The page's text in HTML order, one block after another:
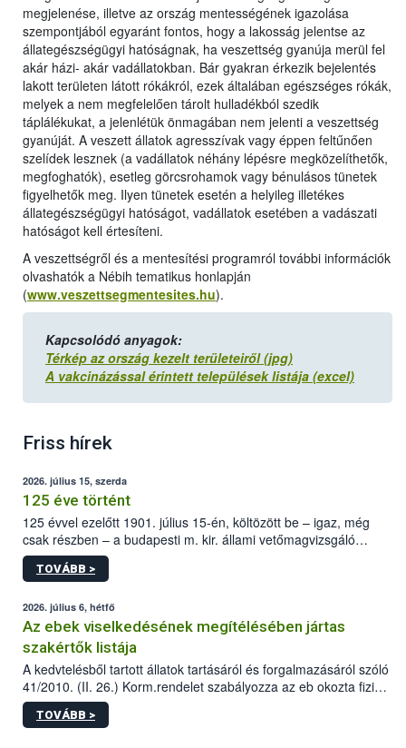
megjelenése, illetve az ország mentességének igazolása
szempontjából egyaránt fontos, hogy a lakosság jelentse az
állategészségügyi hatóságnak, ha veszettség gyanúja merül fel
akár házi- akár vadállatokban. Bár gyakran érkezik bejelentés
lakott területen látott rókákról, ezek általában egészséges rókák,
melyek a nem megfelelően tárolt hulladékból szedik
táplálékukat, a jelenlétük önmagában nem jelenti a veszettség
gyanúját. A veszett állatok agresszívak vagy éppen feltűnően
szelídek lesznek (a vadállatok néhány lépésre megközelíthetők,
megfoghatók), esetleg görcsrohamok vagy bénulásos tünetek
figyelhetők meg. Ilyen tünetek esetén a helyileg illetékes
állategészségügyi hatóságot, vadállatok esetében a vadászati
hatóságot kell értesíteni.
A veszettségről és a mentesítési programról további információk
olvashatók a Nébih tematikus honlapján
(www.veszettsegmentesites.hu).
Kapcsolódó anyagok:
Térkép az ország kezelt területeiről (jpg)
A vakcinázással érintett települések listája (excel)
Friss hírek
2026. július 15, szerda
125 éve történt
125 évvel ezelőtt 1901. július 15-én, költözött be – igaz, még
csak részben – a budapesti m. kir. állami vetőmagvizsgáló
állomás a Kis Rókus utca 15. szám alatti, Czigler Győző által
tervezett új épületébe.
TOVÁBB >
2026. július 6, hétfő
Az ebek viselkedésének megítélésében jártas
szakértők listája
A kedvtelésből tartott állatok tartásáról és forgalmazásáról szóló
41/2010. (II. 26.) Korm.rendelet szabályozza az eb okozta fizikai
sérülés, illetve ennek veszélye keletkezésekor felmerülő
hatósági feladatokat, valamint a veszélyes eb tartását és annak
TOVÁBB >